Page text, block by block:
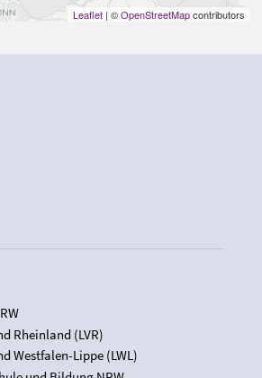
Leaflet | ©OpenStreetMapcontributors
Rheinland (LVR)
Westfalen-Lippe (LWL)